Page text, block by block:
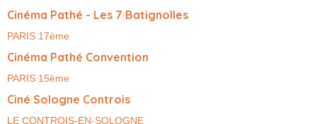
Cinéma Pathé - Les 7 Batignolles
PARIS 17ème
Cinéma Pathé Convention
PARIS 15ème
Ciné Sologne Controis
LE CONTROIS-EN-SOLOGNE